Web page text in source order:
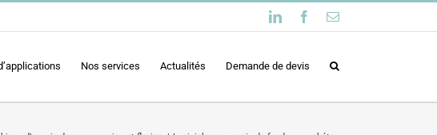
LinkedInFacebook
Email
Nos services Actualités Demande de devis